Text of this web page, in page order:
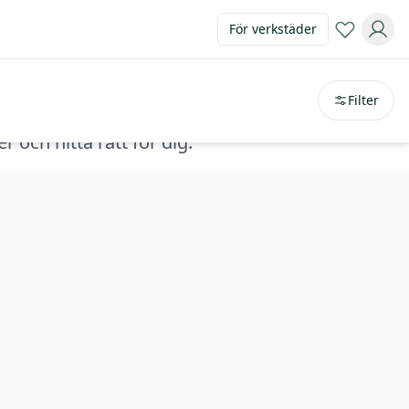
För verkstäder
och hitta rätt för dig.
Filter
avstånd